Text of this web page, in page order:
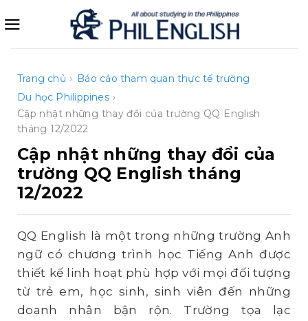
qua
Trang chủ › Báo cáo tham quan thực tế trường
Du học Philippines ›
Cập nhật những thay đổi của trường QQ English
tháng 12/2022
Cập nhật những thay đổi của
trường QQ English tháng
12/2022
QQ English là một trong những trường Anh
ngữ có chương trình học Tiếng Anh được
thiết kế linh hoạt phù hợp với mọi đối tượng
từ trẻ em, học sinh, sinh viên đến những
doanh nhân bận rộn. Trường tọa lạc